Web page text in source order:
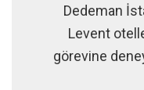
Dedeman
Levent
görevine